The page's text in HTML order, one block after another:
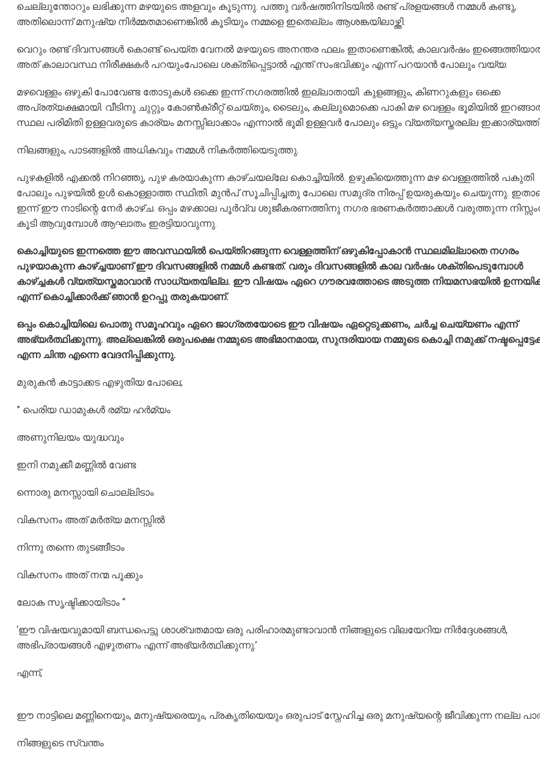
ചെല്ലുന്തോറും ലഭിക്കുന്ന മഴയുടെ അളവും കൂടുന്നു. പത്തു വർഷത്തിനിടയിൽ രണ്ട്‌ പ്രളയങ്ങൾ നമ്മൾ കണ്ടു,
അതിലൊന്ന് മനുഷ്യ നിർമ്മതമാണെങ്കിൽ കൂടിയും നമ്മളെ ഇതെല്ലം ആശങ്കയിലാഴ്ത്തി.
വെറും രണ്ട്‌ ദിവസങ്ങൾ കൊണ്ട്‌ പെയ്ത വേനൽ മഴയുടെ അനന്തര ഫലം ഇതാണെങ്കിൽ; കാലവർഷം
അത് കാലാവസ്ഥ നിരീക്ഷകർ പറയുംപോലെ ശക്തിപ്പെട്ടാൽ എന്ത് സംഭവിക്കും എന്ന് പറയാൻ പോലും വയ്യ.
മഴവെള്ളം ഒഴുകി പോവേണ്ട തോടുകൾ ഒക്കെ ഇന്ന് നഗരത്തിൽ ഇല്ലാതായി. കുളങ്ങളും, കിണറുകളും ഒക്കെ
അപ്രത്യക്ഷമായി. വീടിനു ചുറ്റും കോൺക്രീറ്റ് ചെയ്തും, ടൈലും, കല്ലുമൊക്കെ പാകി മഴ വെള്ളം ഭൂമിയിൽ
സ്ഥല പരിമിതി ഉള്ളവരുടെ കാര്യം മനസ്സിലാക്കാം എന്നാൽ ഭൂമി ഉള്ളവർ പോലും ഒട്ടും വ്യത്യസ്തരല്ല
നിലങ്ങളും, പാടങ്ങളിൽ അധികവും നമ്മൾ നികർത്തിയെടുത്തു.
പുഴകളിൽ എക്കൽ നിറഞ്ഞു, പുഴ കരയാകുന്ന കാഴ്ചയല്ലേ കൊച്ചിയിൽ. ഉഴുകിയെത്തുന്ന മഴ വെള്ളത്തിൽ പകുതി
പോലും പുഴയിൽ ഉൾ കൊള്ളാത്ത സ്ഥിതി. മുൻപ് സൂചിപ്പിച്ചതു പോലെ സമുദ്ര നിരപ്പ് ഉയരുകയും ചെയുന്നു.
ഇന്ന് ഈ നാടിന്റെ നേർ കാഴ്ച. ഒപ്പം മഴക്കാല പൂർവ്വ ശുജീകരണത്തിനു നഗര ഭരണകർത്താക്കൾ വരുത്തുന്ന
കൂടി ആവുമ്പോൾ ആഘാതം ഇരട്ടിയാവുന്നു.
കൊച്ചിയുടെ ഇന്നത്തെ ഈ അവസ്ഥയിൽ പെയ്തിറങ്ങുന്ന വെള്ളത്തിന് ഒഴുകിപ്പോകാൻ സ്ഥലമില്ലാതെ നഗരം
പുഴയാകുന്ന കാഴ്ച്ചയാണ് ഈ ദിവസങ്ങളിൽ നമ്മൾ കണ്ടത്. വരും ദിവസങ്ങളിൽ കാല വർഷം ശക്തിപെടുമ്പോൾ
കാഴ്ച്ചകൾ വ്യത്യസ്തമാവാൻ സാധ്യതയില്ല. ഈ വിഷയം ഏറെ ഗൗരവത്തോടെ അടുത്ത നിയമസഭയിൽ
എന്ന് കൊച്ചിക്കാർക്ക് ഞാൻ ഉറപ്പു തരുകയാണ്‌.
ഒപ്പം കൊച്ചിയിലെ പൊതു സമൂഹവും ഏറെ ജാഗ്രതയോടെ ഈ വിഷയം ഏറ്റെടുക്കണം, ചർച്ച ചെയ്യണം എന്ന്
അഭ്യർത്ഥിക്കുന്നു. അല്ലെങ്കിൽ ഒരുപക്ഷെ നമ്മുടെ അഭിമാനമായ, സുന്ദരിയായ നമ്മുടെ കൊച്ചി നമുക്ക്
എന്ന ചിന്ത എന്നെ വേദനിപ്പിക്കുന്നു.
മുരുകൻ കാട്ടാക്കട എഴുതിയ പോലെ;
” പെരിയ ഡാമുകൾ രമ്യ ഹർമ്യം
അണുനിലയം യുദ്ധവും
ഇനി നമുക്കീ മണ്ണിൽ വേണ്ട
ന്നൊരു മനസ്സായി ചൊല്ലിടാം
വികസനം അത് മർത്യ മനസ്സിൽ
നിന്നു തന്നെ തുടങ്ങീടാം
വികസനം അത് നന്മ പൂക്കും
ലോക സൃഷ്ടിക്കായിടാം “
‘ഈ വിഷയവുമായി ബന്ധപെട്ടു ശാശ്വതമായ ഒരു പരിഹാരമുണ്ടാവാൻ നിങ്ങളുടെ വിലയേറിയ നിർദ്ദേശങ്ങൾ,
അഭിപ്രായങ്ങൾ എഴുതണം എന്ന് അഭ്യർത്ഥിക്കുന്നു.’
എന്ന്,
ഈ നാട്ടിലെ മണ്ണിനെയും, മനുഷ്യരെയും, പ്രകൃതിയെയും ഒരുപാട് സ്നേഹിച്ച ഒരു മനുഷ്യന്റെ ജീവിക്കുന്ന നല്ല
നിങ്ങളുടെ സ്വന്തം